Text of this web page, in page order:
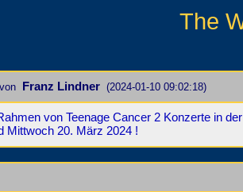
The
Franz Lindner (2024-01-10 09:02:18)
von Teenage Cancer 2 Konzerte in
Mittwoch 20. März 2024 !